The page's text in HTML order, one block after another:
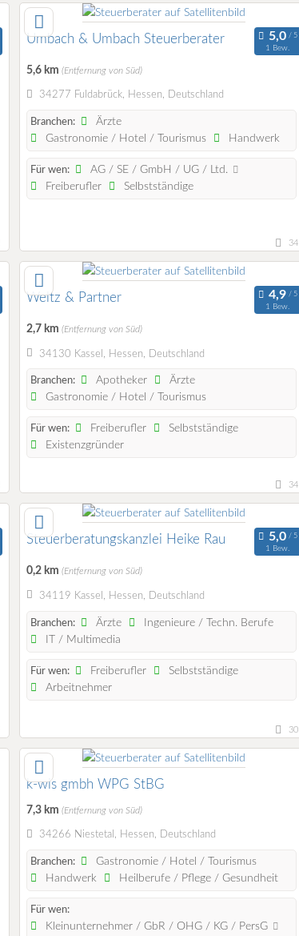
Umbach & Umbach Steuerberater
1 Bew.
5,6 km (Entfernung von Süd)
34277 Fuldabrück, Hessen, Deutschland
Branchen:
Ärzte
Gastronomie / Hotel / Tourismus
Handwerk
Für wen:
AG / SE / GmbH / UG / Ltd.
Freiberufler
Selbstständige
34
Weltz & Partner
1 Bew.
2,7 km (Entfernung von Süd)
34130 Kassel, Hessen, Deutschland
Branchen: Apotheker
Ärzte
Gastronomie / Hotel / Tourismus
Für wen: Freiberufler
Selbstständige
Existenzgründer
34
Steuerberatungskanzlei Heike Rau
1 Bew.
0,2 km (Entfernung von Süd)
34119 Kassel, Hessen, Deutschland
Branchen: Ärzte
Ingenieure / Techn. Berufe
IT / Multimedia
Für wen: Freiberufler
Selbstständige
Arbeitnehmer
30
k-wis gmbh WPG StBG
7,3 km (Entfernung von Süd)
34266 Niestetal, Hessen, Deutschland
Branchen:
Gastronomie / Hotel / Tourismus
Handwerk
Heilberufe / Pflege / Gesundheit
Für wen:
Kleinunternehmer / GbR / OHG / KG / PersG